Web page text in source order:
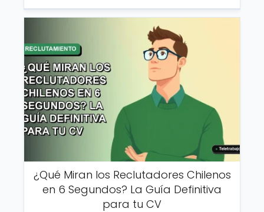
¿Qué Miran los Reclutadores Chilenos
en 6 Segundos? La Guía Definitiva
para tu CV